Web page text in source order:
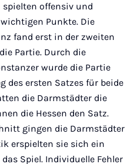
spielten offensiv und
Punkte. Die
fand erst in der zweiten
Partie. Durch die
wurde die Partie
des ersten Satzes für beide
die Darmstädter die
die Hessen den Satz.
gingen die Darmstädter
erspielten sie sich ein
Spiel. Individuelle Fehler